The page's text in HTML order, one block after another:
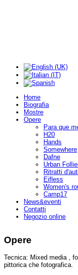
Home
Biografia
Mostre
Opere
Para que
H20
Hands
Somewhere
Dafne
Urban
Ritratti
Eifless
Women's
Camp17
News&eventi
Contatti
Negozio online
Opere
Tecnica: Mixed media ,
pittorica che fotografica.